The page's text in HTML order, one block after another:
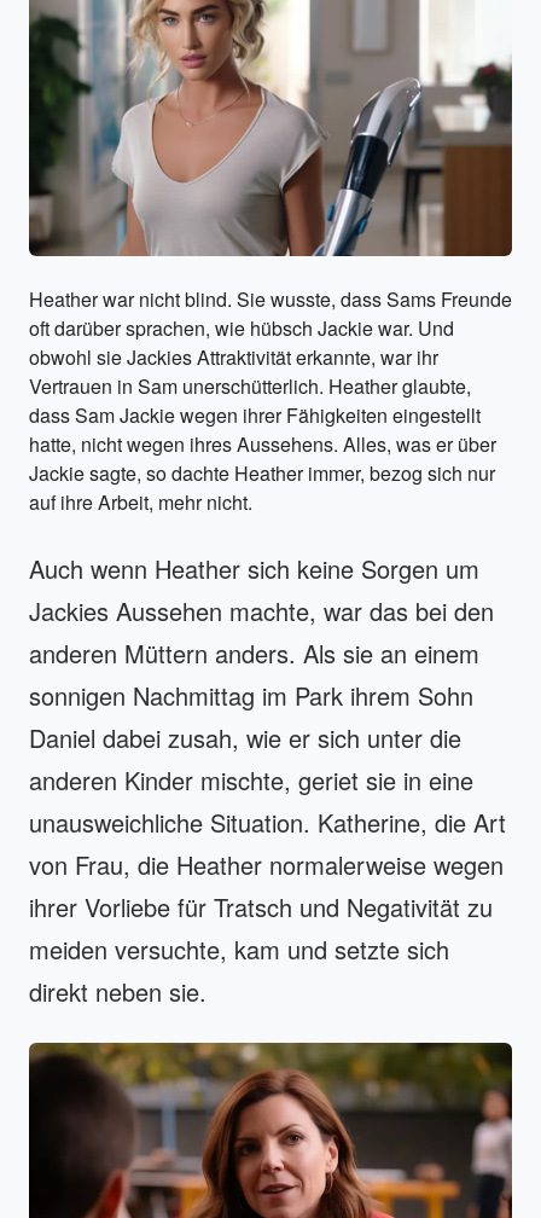
Heather war nicht blind. Sie wusste, dass Sams Freunde
oft darüber sprachen, wie hübsch Jackie war. Und
obwohl sie Jackies Attraktivität erkannte, war ihr
Vertrauen in Sam unerschütterlich. Heather glaubte,
dass Sam Jackie wegen ihrer Fähigkeiten eingestellt
hatte, nicht wegen ihres Aussehens. Alles, was er über
Jackie sagte, so dachte Heather immer, bezog sich nur
auf ihre Arbeit, mehr nicht.
Auch wenn Heather sich keine Sorgen um
Jackies Aussehen machte, war das bei den
anderen Müttern anders. Als sie an einem
sonnigen Nachmittag im Park ihrem Sohn
Daniel dabei zusah, wie er sich unter die
anderen Kinder mischte, geriet sie in eine
unausweichliche Situation. Katherine, die Art
von Frau, die Heather normalerweise wegen
ihrer Vorliebe für Tratsch und Negativität zu
meiden versuchte, kam und setzte sich
direkt neben sie.